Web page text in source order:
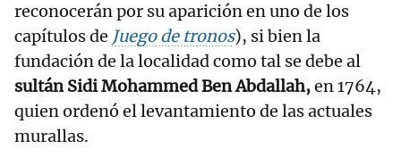
reconocerán por su aparición en uno de los
capítulos de Juego de tronos), si bien la
fundación de la localidad como tal se debe al
sultán Sidi Mohammed Ben Abdallah,en 1764,
quien ordenó el levantamiento de las actuales
murallas.